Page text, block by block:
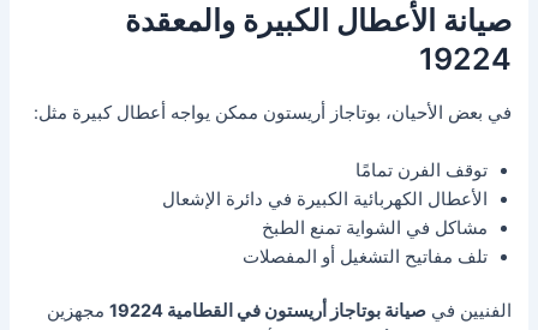
صيانة الأعطال الكبيرة والمعقدة
19224
في بعض الأحيان، بوتاجاز أريستون ممكن يواجه أعطال كبيرة مثل:
توقف الفرن تمامًا
الأعطال الكهربائية الكبيرة في دائرة الإشعال
مشاكل في الشواية تمنع الطبخ
تلف مفاتيح التشغيل أو المفصلات
الفنيين فيصيانة بوتاجاز أريستون في القطامية 19224
مجهزين